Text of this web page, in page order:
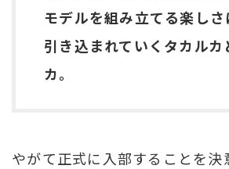
モデルを組み立てる楽しさ
引き込まれていくタカルカ
カ。
やがて正式に入部することを決